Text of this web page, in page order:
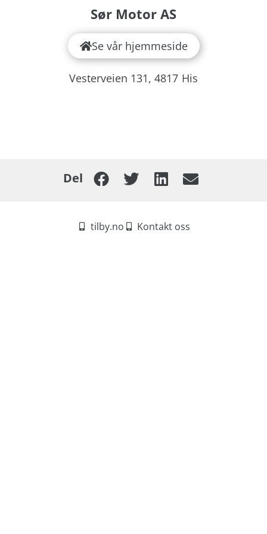
Sør Motor AS
Se vår hjemmeside
Vesterveien 131, 4817 His
Del
tilby.no Kontakt oss